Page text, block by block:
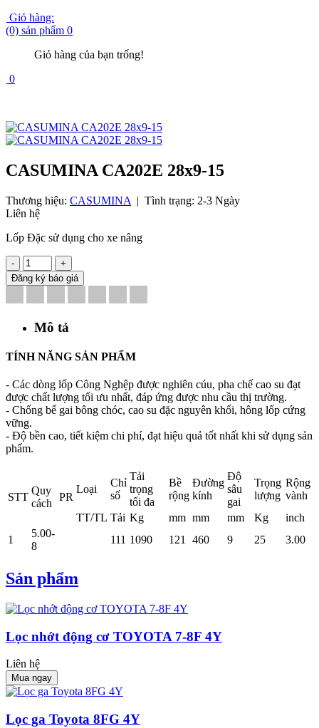
Giỏ hàng:
(0) sản phẩm 0
Giỏ hàng của bạn trống!
0
CASUMINA CA202E 28x9-15
Thương hiệu: CASUMINA | Tình trạng: 2-3 Ngày
Liên hệ
Lốp Đặc sử dụng cho xe nâng
-
+
Đăng ký báo giá
Mô tả
TÍNH NĂNG SẢN PHẨM
- Các dòng lốp Công Nghệp được nghiên cúu, pha chế cao su đạt
được chất lượng tối ưu nhất, đáp ứng được nhu cầu thị trường.
- Chống bể gai bông chóc, cao su đặc nguyên khối, hông lốp cứng
vững.
- Độ bền cao, tiết kiệm chi phí, đạt hiệu quả tốt nhất khi sử dụng sản
phẩm.
STT
Quy
cách
PR
Loại
Chỉ
số
Tải
trọng
tối đa
Bề
rộng
Đường
kính
Độ
sâu
gai
Trọng
lượng
Rộng
vành
TT/TL Tải Kg mm mm mm Kg
inch
1
5.00-
8
111 1090 121 460 9 25 3.00
Sản phẩm
Lọc nhớt động cơ TOYOTA 7-8F 4Y
Liên hệ
Mua ngay
Lọc ga Toyota 8FG 4Y